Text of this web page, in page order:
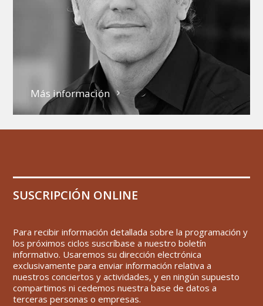
Más información
SUSCRIPCIÓN ONLINE
Para recibir información detallada sobre la programación y
los próximos ciclos suscríbase a nuestro boletín
informativo. Usaremos su dirección electrónica
exclusivamente para enviar información relativa a
nuestros conciertos y actividades, y en ningún supuesto
compartimos ni cedemos nuestra base de datos a
terceras personas o empresas.